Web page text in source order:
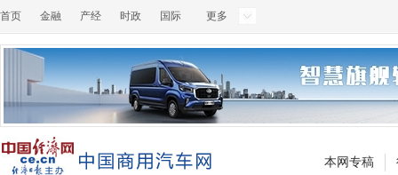
首页 金融 产经 时政 国际 更多
本网专稿